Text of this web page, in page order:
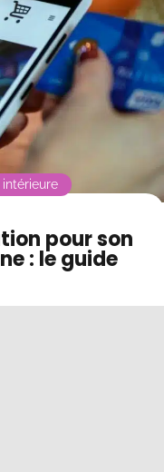
pour son
: le guide
intérieure